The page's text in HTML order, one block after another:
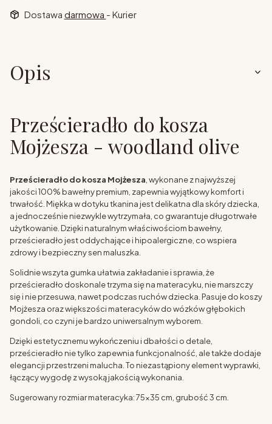
Dostawa darmowa - Kurier
Opis
Prześcieradło do kosza
Mojżesza - woodland olive
Prześcieradło do kosza Mojżesza , wykonane z najwyższej
jakości 100% bawełny premium, zapewnia wyjątkowy komfort i
trwałość. Miękka w dotyku tkanina jest delikatna dla skóry dziecka,
a jednocześnie niezwykle wytrzymała, co gwarantuje długotrwałe
użytkowanie. Dzięki naturalnym właściwościom bawełny,
prześcieradło jest oddychające i hipoalergiczne, co wspiera
zdrowy i bezpieczny sen maluszka.
Solidnie wszyta gumka ułatwia zakładanie i sprawia, że
prześcieradło doskonale trzyma się na materacyku, nie marszczy
się i nie przesuwa, nawet podczas ruchów dziecka. Pasuje do koszy
Mojżesza oraz większości materacyków do wózków głębokich
gondoli, co czyni je bardzo uniwersalnym wyborem.
Dzięki estetycznemu wykończeniu i dbałości o detale,
prześcieradło nie tylko zapewnia funkcjonalność, ale także dodaje
elegancji przestrzeni malucha. To niezastąpiony element wyprawki,
łączący wygodę z wysoką jakością wykonania.
Sugerowany rozmiar materacyka: 75x35 cm, grubość 3 cm.